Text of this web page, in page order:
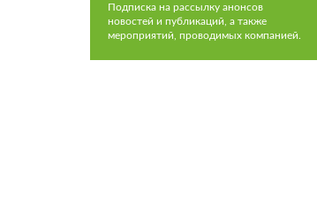
Подписка на рассылку анонсов
новостей и публикаций, а также
мероприятий, проводимых компанией.